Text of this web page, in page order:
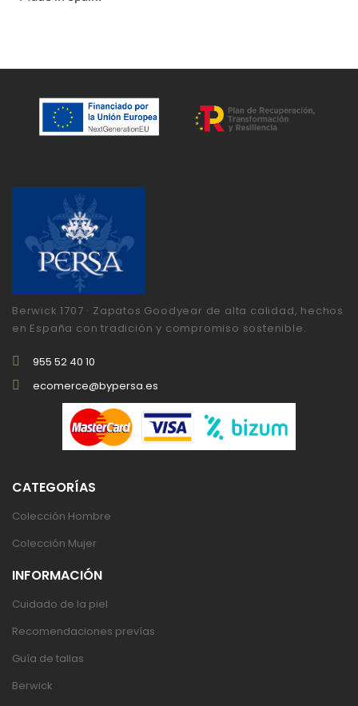
Berwick 1707 · Zapatos Goodyear de alta calidad, hechos
en España con tradición y compromiso sostenible.
955 52 40 10
ecomerce@bypersa.es
CATEGORÍAS
Colección Hombre
Colección Mujer
INFORMACIÓN
Cuidado de la piel
Recomendaciones prevías
Guía de tallas
Berwick